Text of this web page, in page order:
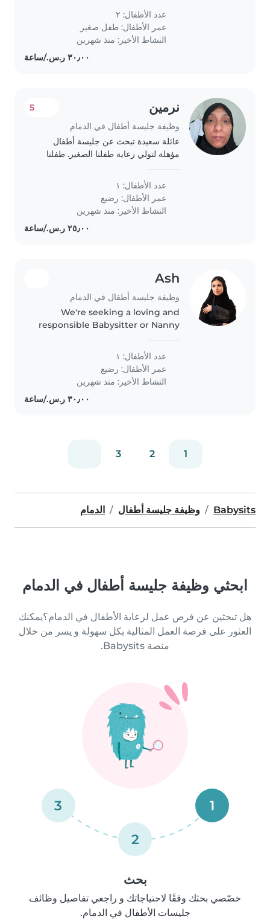
running or jumping. We have a
dog a
عدد الأطفال: ٢
عمر الأطفال: طفل صغير
النشاط الأخير: منذ شهرين
نرمين
وظيفة جليسة أطفال في الدمام
5
عائلة سعيدة تبحث عن جليسة أطفال
مؤهلة لتولي رعاية طفلنا الصغير. طفلنا
أطفال يمكن أن تساعد في المهام المنزلية.
نتمنى أن تكون جليسة الأطفال متاحة
لتولي..
عدد الأطفال: ١
عمر الأطفال: رضيع
النشاط الأخير: منذ شهرين
Ash
وظيفة جليسة أطفال في الدمام
We're seeking a loving and
responsible Babysitter or Nanny
curious baby. Our little one is full
of life and always eager to
explore, so we're looking..
عدد الأطفال: ١
عمر الأطفال: رضيع
النشاط الأخير: منذ شهرين
1
2
3
Babysits وظيفة جليسة أطفال الدمام
ابحثي وظيفة جليسة أطفال في الدمام
هل تبحثين عن فرص عمل لرعاية الأطفال في الدمام؟يمكنك
العثور على فرصة العمل المثالية بكل سهولة و يسر من خلال
منصة Babysits.
1
2
3
بحث
خصّصي بحثك وفقًا لاحتياجاتك و راجعي تفاصيل وظائف
جليسات الأطفال في الدمام.